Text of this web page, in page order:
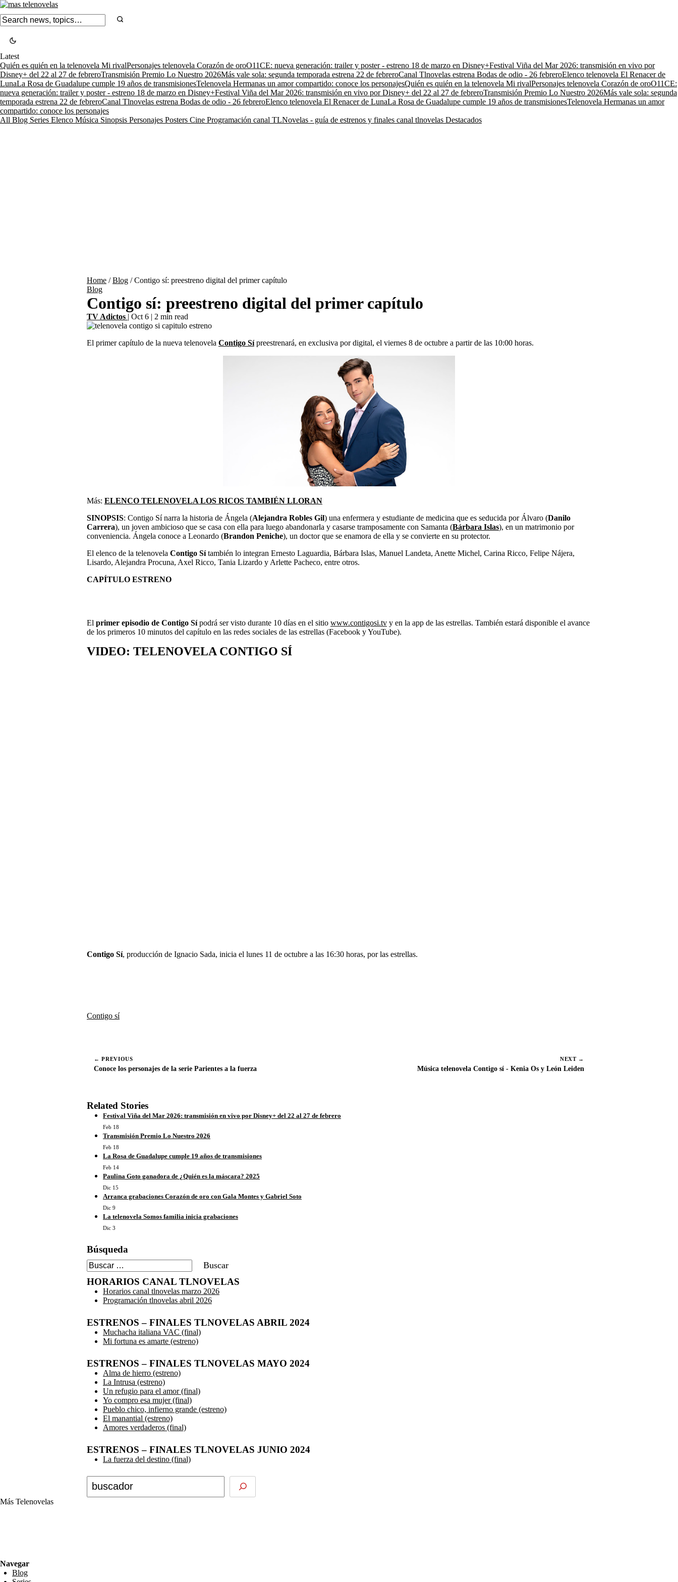
Latest
Quién es quién en la telenovela Mi rivalPersonajes telenovela Corazón de oroO11CE: nueva generación: trailer y poster - estreno 18 de marzo en Disney+Festival Viña del Mar 2026: transmisión en vivo por
Disney+ del 22 al 27 de febreroTransmisión Premio Lo Nuestro 2026Más vale sola: segunda temporada estrena 22 de febreroCanal Tlnovelas estrena Bodas de odio - 26 febreroElenco telenovela El Renacer de
LunaLa Rosa de Guadalupe cumple 19 años de transmisionesTelenovela Hermanas un amor compartido: conoce los personajesQuién es quién en la telenovela Mi rivalPersonajes telenovela Corazón de oroO11CE:
nueva generación: trailer y poster - estreno 18 de marzo en Disney+Festival Viña del Mar 2026: transmisión en vivo por Disney+ del 22 al 27 de febreroTransmisión Premio Lo Nuestro 2026Más vale sola: segunda
temporada estrena 22 de febreroCanal Tlnovelas estrena Bodas de odio - 26 febreroElenco telenovela El Renacer de LunaLa Rosa de Guadalupe cumple 19 años de transmisionesTelenovela Hermanas un amor
compartido: conoce los personajes
All Blog Series Elenco Música Sinopsis Personajes Posters Cine Programación canal TLNovelas - guía de estrenos y finales canal tlnovelas Destacados
Home /Blog /Contigo sí: preestreno digital del primer capítulo
Blog
Contigo sí: preestreno digital del primer capítulo
TV Adictos | Oct 6 | 2 min read
El primer capítulo de la nueva telenovela Contigo Sípreestrenará, en exclusiva por digital, el viernes 8 de octubre a partir de las 10:00 horas.
Más: ELENCO TELENOVELA LOS RICOS TAMBIÉN LLORAN
SINOPSIS: Contigo Sí narra la historia de Ángela (Alejandra Robles Gil) una enfermera y estudiante de medicina que es seducida por Álvaro (Danilo
Carrera), un joven ambicioso que se casa con ella para luego abandonarla y casarse tramposamente con Samanta (Bárbara Islas), en un matrimonio por
conveniencia. Ángela conoce a Leonardo (Brandon Peniche), un doctor que se enamora de ella y se convierte en su protector.
El elenco de la telenovela Contigo Sítambién lo integran Ernesto Laguardia, Bárbara Islas, Manuel Landeta, Anette Michel, Carina Ricco, Felipe Nájera,
Lisardo, Alejandra Procuna, Axel Ricco, Tania Lizardo y Arlette Pacheco, entre otros.
CAPÍTULO ESTRENO
El primer episodio de Contigo Sípodrá ser visto durante 10 días en el sitio www.contigosi.tv y en la app de las estrellas. También estará disponible el avance
de los primeros 10 minutos del capítulo en las redes sociales de las estrellas (Facebook y YouTube).
VIDEO: TELENOVELA CONTIGO SÍ
Contigo Sí, producción de Ignacio Sada, inicia el lunes 11 de octubre a las 16:30 horas, por las estrellas.
n
n
Contigo sí
← PREVIOUS
Conoce los personajes de la serie Parientes a la fuerza
NEXT →
Música telenovela Contigo sí - Kenia Os y León Leiden
Related Stories
Festival Viña del Mar 2026: transmisión en vivo por Disney+ del 22 al 27 de febrero
Feb 18
Transmisión Premio Lo Nuestro 2026
Feb 18
La Rosa de Guadalupe cumple 19 años de transmisiones
Feb 14
Paulina Goto ganadora de ¿Quién es la máscara? 2025
Dic 15
Arranca grabaciones Corazón de oro con Gala Montes y Gabriel Soto
Dic 9
La telenovela Somos familia inicia grabaciones
Dic 3
Búsqueda
Buscar:
HORARIOS CANAL TLNOVELAS
Horarios canal tlnovelas marzo 2026
Programación tlnovelas abril 2026
ESTRENOS – FINALES TLNOVELAS ABRIL 2024
Muchacha italiana VAC (final)
Mi fortuna es amarte (estreno)
ESTRENOS – FINALES TLNOVELAS MAYO 2024
Alma de hierro (estreno)
La Intrusa (estreno)
Un refugio para el amor (final)
Yo compro esa mujer (final)
Pueblo chico, infierno grande (estreno)
El manantial (estreno)
Amores verdaderos (final)
ESTRENOS – FINALES TLNOVELAS JUNIO 2024
La fuerza del destino (final)
Más Telenovelas
Navegar
Blog